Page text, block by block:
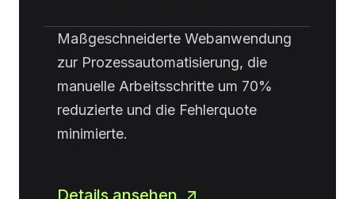
Maßgeschneiderte Webanwendung
zur Prozessautomatisierung, die
manuelle Arbeitsschritte um 70%
reduzierte und die Fehlerquote
minimierte.
Details ansehen